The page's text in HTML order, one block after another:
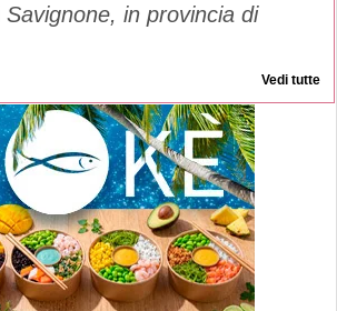
Savignone, in provincia di
Vedi tutte